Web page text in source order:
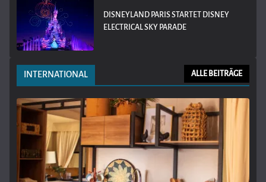
DISNEYLAND PARIS STARTET DISNEY
ELECTRICAL SKY PARADE
INTERNATIONAL ALLE BEITRÄGE